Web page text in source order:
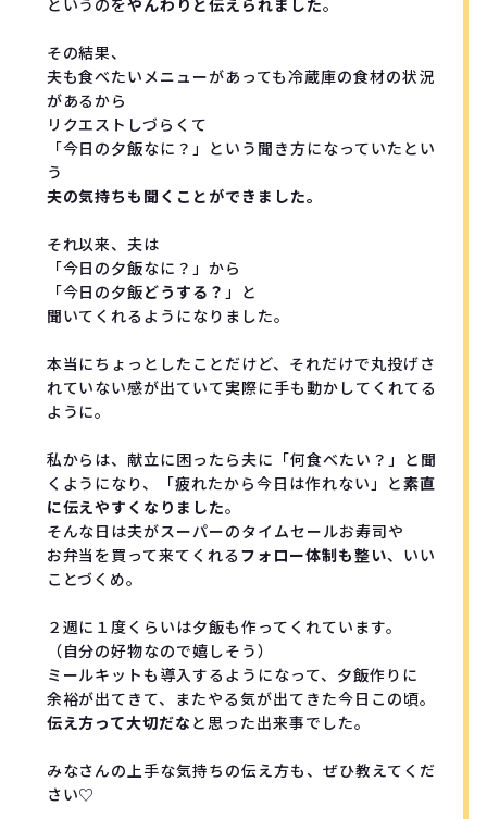
というのをやんわりと伝えられました。
その結果、
夫も食べたいメニューがあっても冷蔵庫の食材の状況
があるから
リクエストしづらくて
「今日の夕飯なに？」という聞き方になっていたとい
夫の気持ちも聞くことができました。
それ以来、夫は
「今日の夕飯なに？」から
「今日の夕飯どうする？ 」と
聞いてくれるようになりました。
本当にちょっとしたことだけど、それだけで丸投げさ
れていない感が出ていて実際に手も動かしてくれてる
ように。
私からは、献立に困ったら夫に「何食べたい？」と聞
くようになり、「疲れたから今日は作れない」と素直
に伝えやすくなりました。
そんな日は夫がスーパーのタイムセールお寿司や
お弁当を買って来てくれる フォロー体制も整い、いい
ことづくめ。
２週に１度くらいは夕飯も作ってくれています。
（自分の好物なので嬉しそう）
ミールキットも導入するようになって、夕飯作りに
伝え方って大切だなと思った出来事でした。
みなさんの上手な気持ちの伝え方も、ぜひ教えてくだ